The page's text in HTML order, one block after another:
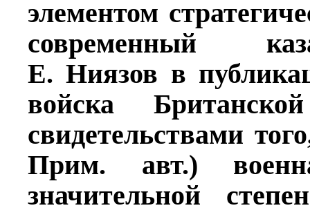
элементом
современный
Е. Ниязов в
войска
свидетельствами
Прим. авт.)
значительной